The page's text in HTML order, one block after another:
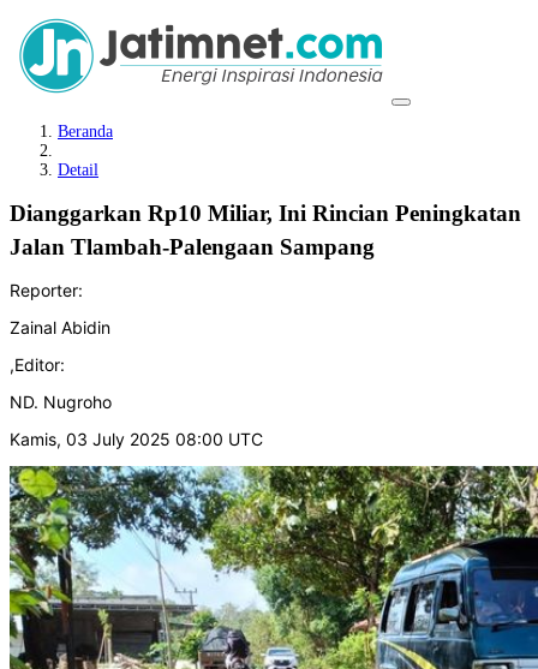
Beranda
Detail
Dianggarkan Rp10 Miliar, Ini Rincian Peningkatan
Jalan Tlambah-Palengaan Sampang
Reporter:
Zainal Abidin
,Editor:
ND. Nugroho
Kamis, 03 July 2025 08:00 UTC